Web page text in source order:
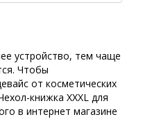
устройство, тем чаще
Чтобы
от косметических
книжка XXXL для
в интернет магазине